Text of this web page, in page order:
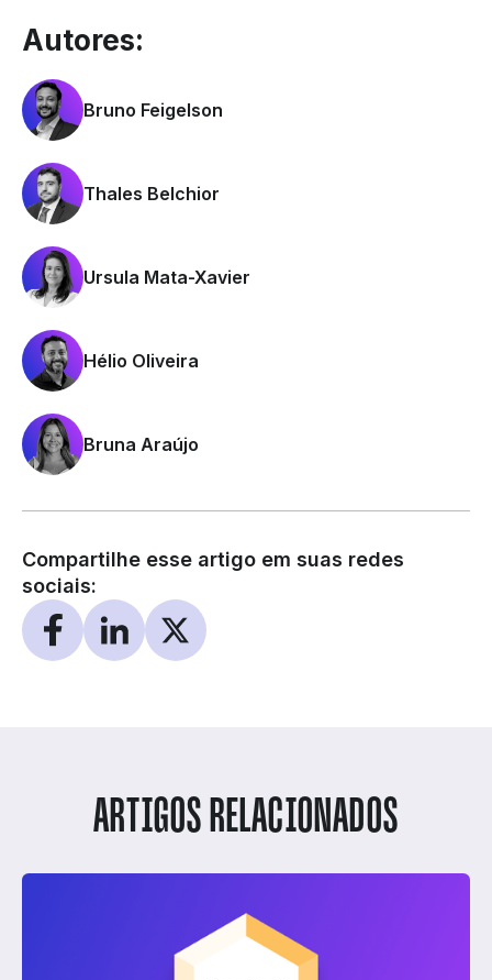
Autores:
Bruno Feigelson
Thales Belchior
Ursula Mata-Xavier
Hélio Oliveira
Bruna Araújo
Compartilhe esse artigo em suas redes
sociais:
ARTIGOS RELACIONADOS